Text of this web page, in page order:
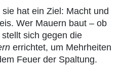
hat ein Ziel: Macht und
Wer Mauern baut – ob
sich gegen die
errichtet, um Mehrheiten
Feuer der Spaltung.